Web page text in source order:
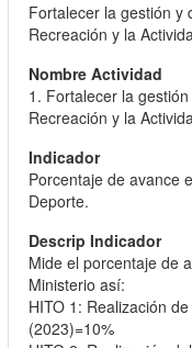
Fortalecer la gestión y
Recreación y la
1. Fortalecer la
Recreación y la
Porcentaje de avance
Deporte.
Mide el porcentaje de
Ministerio así:
HITO 1: Realización
(2023)=10%